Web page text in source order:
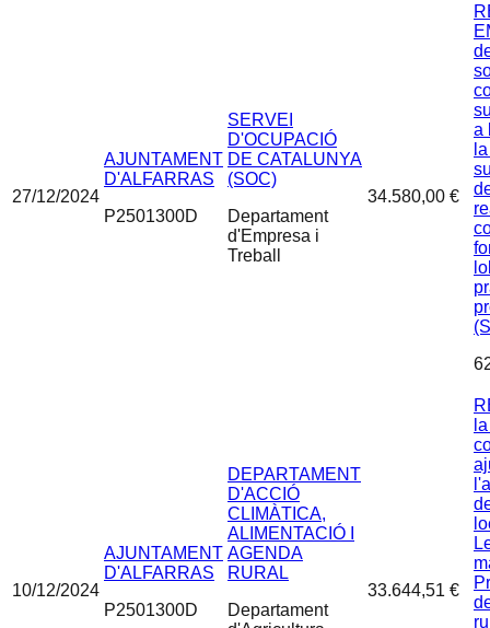
27/12/2024
AJUNTAMENT
D'ALFARRAS
P2501300D
SERVEI
D'OCUPACIÓ
DE CATALUNYA
(SOC)
Departament
d'Empresa i
Treball
34.580,00 €
a
10/12/2024
AJUNTAMENT
D'ALFARRAS
P2501300D
DEPARTAMENT
D'ACCIÓ
CLIMÀTICA,
ALIMENTACIÓ I
AGENDA
RURAL
Departament
33.644,51 €